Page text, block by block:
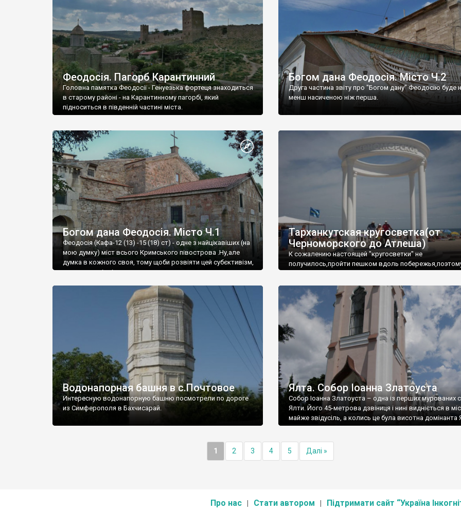
Феодосія. Пагорб Карантинний
Головна памятка Феодосії - Генуезька фортеця знаходиться
в старому районі - на Карантинному пагорбі, який
підноситься в південній частині міста.
Богом дана Феодосія. Місто Ч.2
Друга частина звіту про "Богом дану" Феодосію буде
менш насиченою ніж перша.
Богом дана Феодосія. Місто Ч.1
Феодосія (Кафа-12 (13) -15 (18) ст) - одне з найцікавіших (на
мою думку) міст всього Кримського півострова .Ну,але
думка в кожного своя, тому щоби розвіяти цей субєктивізм,
запрошую відвідати це
Тарханкутская кругосветка(от
Черноморского до Атлеша)
К сожалению настоящей "кругосветки" не
получилось,пройти пешком вдоль
Водонапорная башня в с.Почтовое
Интересную водонапорную башню посмотрели по дороге
из Симферополя в Бахчисарай.
Ялта. Собор Іоанна Златоуста
Собор Іоанна Златоуста – одна із перших мурованих
Ялти. Його 45-метрова дзвіниця і нині видніється в
майже звідусіль, а колись це була висотна домінанта
1 2 3 4 5 Далі »
Про нас Стати автором Підтримати сайт “Україна